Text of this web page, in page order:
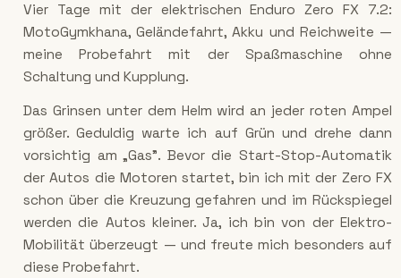
Vier Tage mit der elektrischen Enduro Zero FX 7.2:
MotoGymkhana, Geländefahrt, Akku und Reichweite —
meine Probefahrt mit der Spaßmaschine ohne
Schaltung und Kupplung.
Das Grinsen unter dem Helm wird an jeder roten Ampel
größer. Geduldig warte ich auf Grün und drehe dann
vorsichtig am „Gas". Bevor die Start-Stop-Automatik
der Autos die Motoren startet, bin ich mit der Zero FX
schon über die Kreuzung gefahren und im Rückspiegel
werden die Autos kleiner. Ja, ich bin von der Elektro-
Mobilität überzeugt — und freute mich besonders auf
diese Probefahrt.